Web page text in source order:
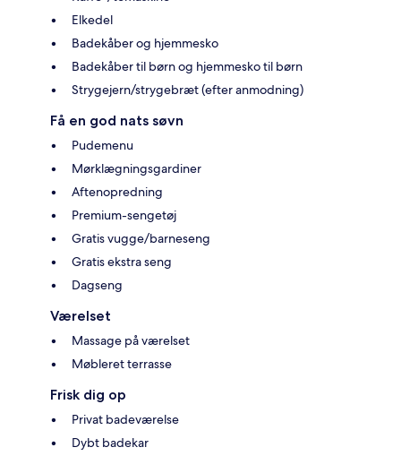
Elkedel
Badekåber og hjemmesko
Badekåber til børn og hjemmesko til børn
Strygejern/strygebræt (efter anmodning)
Få en god nats søvn
Pudemenu
Mørklægningsgardiner
Aftenopredning
Premium-sengetøj
Gratis vugge/barneseng
Gratis ekstra seng
Dagseng
Værelset
Massage på værelset
Møbleret terrasse
Frisk dig op
Privat badeværelse
Dybt badekar